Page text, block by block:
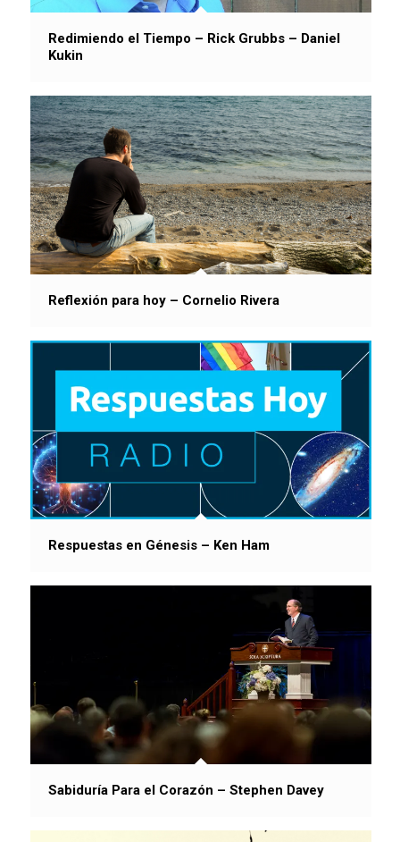
Redimiendo el Tiempo – Rick Grubbs – Daniel
Kukin
Reflexión para hoy – Cornelio Rivera
Respuestas en Génesis – Ken Ham
Sabiduría Para el Corazón – Stephen Davey